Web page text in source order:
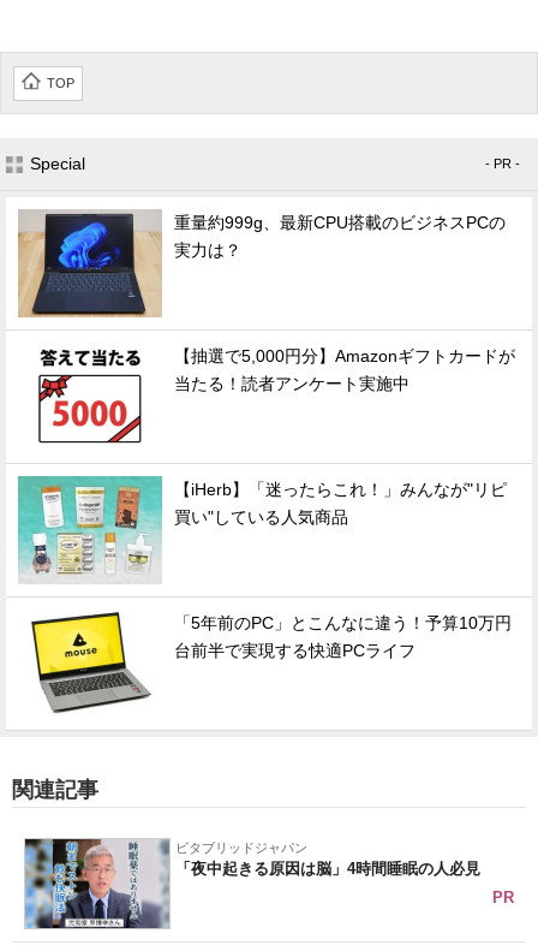
TOP
Special - PR -
重量約999g、最新CPU搭載のビジネスPCの
実力は？
【抽選で5,000円分】Amazonギフトカードが
当たる！読者アンケート実施中
【iHerb】「迷ったらこれ！」みんなが"リピ
買い"している人気商品
「5年前のPC」とこんなに違う！予算10万円
台前半で実現する快適PCライフ
関連記事
ビタブリッドジャパン
「夜中起きる原因は脳」4時間睡眠の人必見
PR